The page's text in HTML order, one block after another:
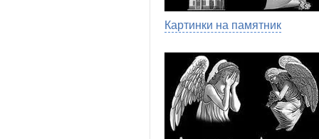
Картинки на памятник